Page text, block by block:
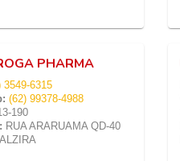
PHARMA
3549-6315
(62) 99378-4988
190
RUA ARARUAMA QD-40